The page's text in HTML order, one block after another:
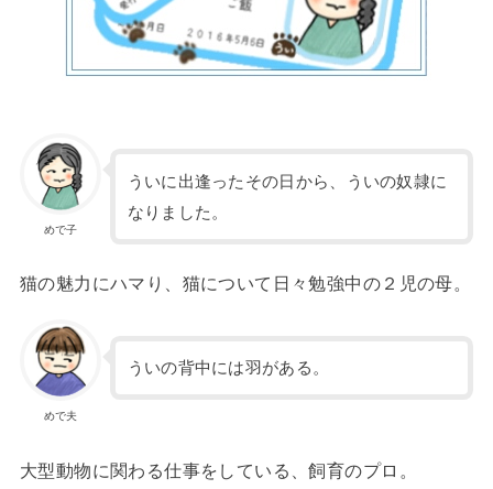
めで子
ういに出逢ったその日から、ういの奴隷に
なりました。
猫の魅力にハマり、猫について日々勉強中の２児の母。
めで夫
ういの背中には羽がある。
大型動物に関わる仕事をしている、飼育のプロ。